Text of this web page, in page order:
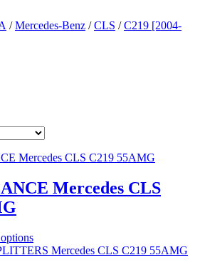
/Mercedes-Benz /CLS /C219 [2004-
Mercedes CLS